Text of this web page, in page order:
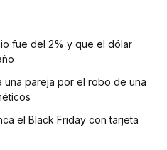
fue del 2% y que el dólar
una pareja por el robo de una
el Black Friday con tarjeta